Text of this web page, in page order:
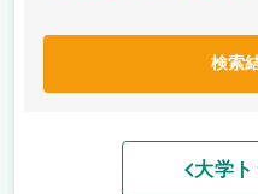
検索
大学